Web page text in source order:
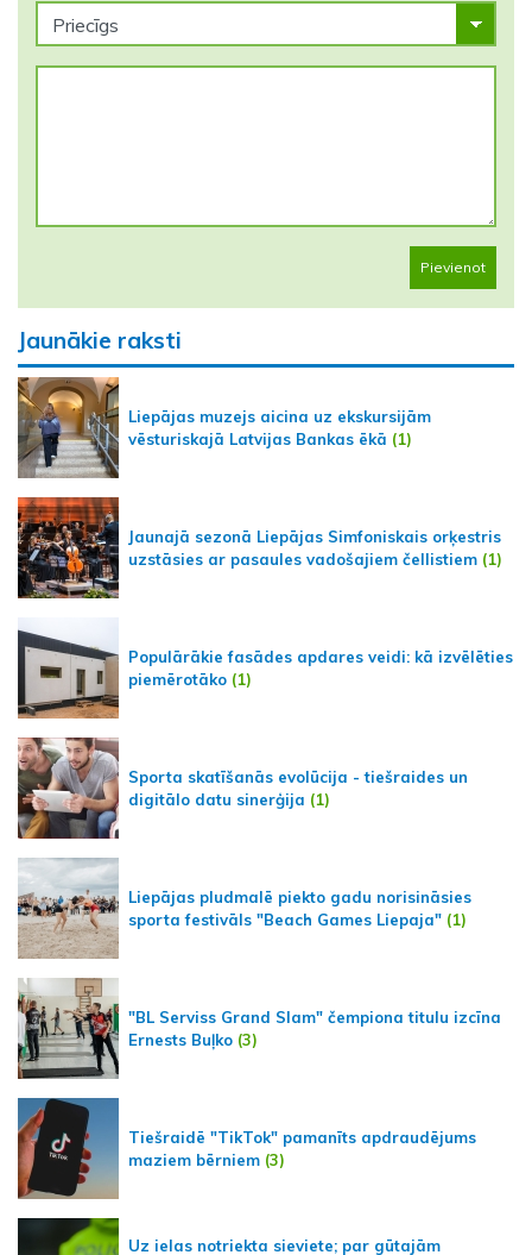
Pievienot
Jaunākie raksti
Liepājas muzejs aicina uz ekskursijām
vēsturiskajā Latvijas Bankas ēkā (1)
Jaunajā sezonā Liepājas Simfoniskais orķestris
uzstāsies ar pasaules vadošajiem čellistiem (1)
Populārākie fasādes apdares veidi: kā izvēlēties
piemērotāko (1)
Sporta skatīšanās evolūcija - tiešraides un
digitālo datu sinerģija (1)
Liepājas pludmalē piekto gadu norisināsies
sporta festivāls "Beach Games Liepaja" (1)
"BL Serviss Grand Slam" čempiona titulu izcīna
Ernests Buļko (3)
Tiešraidē "TikTok" pamanīts apdraudējums
maziem bērniem (3)
Uz ielas notriekta sieviete; par gūtajām